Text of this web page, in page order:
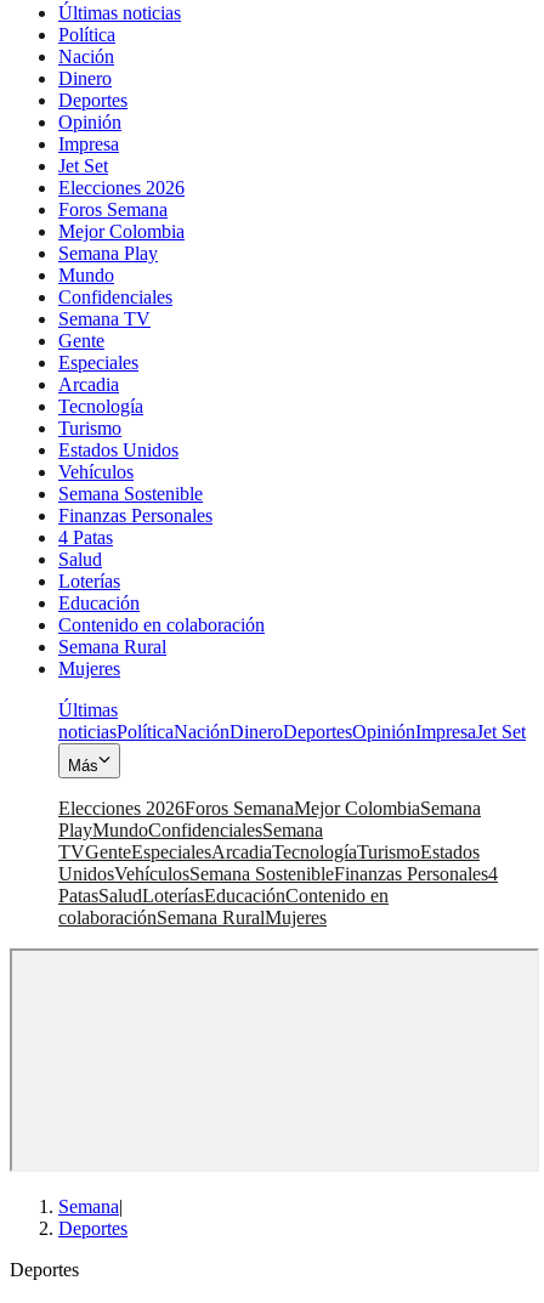
Últimas noticias
Política
Nación
Dinero
Deportes
Opinión
Impresa
Jet Set
Elecciones 2026
Foros Semana
Mejor Colombia
Semana Play
Mundo
Confidenciales
Semana TV
Gente
Especiales
Arcadia
Tecnología
Turismo
Estados Unidos
Vehículos
Semana Sostenible
Finanzas Personales
4 Patas
Salud
Loterías
Educación
Contenido en colaboración
Semana Rural
Mujeres
Últimas
noticiasPolíticaNaciónDineroDeportesOpiniónImpresaJet Set
Más
Elecciones 2026Foros SemanaMejor ColombiaSemana
PlayMundoConfidencialesSemana
TVGenteEspecialesArcadiaTecnologíaTurismoEstados
UnidosVehículosSemana SostenibleFinanzas Personales4
PatasSaludLoteríasEducaciónContenido en
colaboraciónSemana RuralMujeres
Semana|
Deportes
Deportes